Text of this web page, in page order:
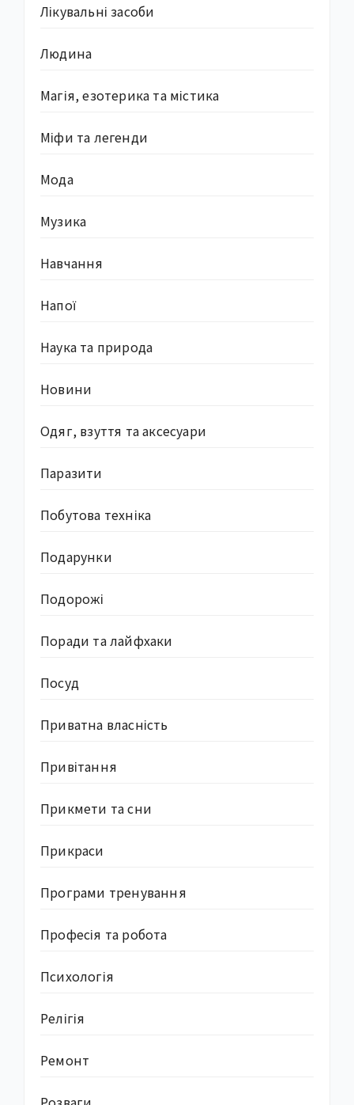
Лікувальні засоби
Людина
Магія, езотерика та містика
Міфи та легенди
Мода
Музика
Навчання
Напої
Наука та природа
Новини
Одяг, взуття та аксесуари
Паразити
Побутова техніка
Подарунки
Подорожі
Поради та лайфхаки
Посуд
Приватна власність
Привітання
Прикмети та сни
Прикраси
Програми тренування
Професія та робота
Психологія
Релігія
Ремонт